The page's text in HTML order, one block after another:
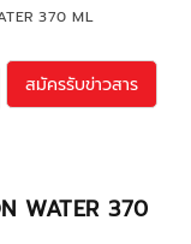
370 ML
WATER 370
สมัครรับข่าวสาร